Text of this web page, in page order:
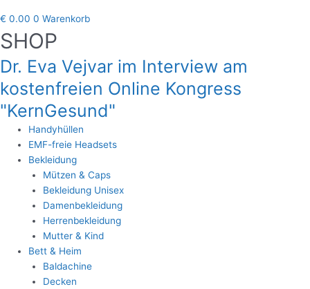
€ 0.00 0 Warenkorb
SHOP
Dr. Eva Vejvar im Interview am
kostenfreien Online Kongress
"KernGesund"
Handyhüllen
EMF-freie Headsets
Bekleidung
Mützen & Caps
Bekleidung Unisex
Damenbekleidung
Herrenbekleidung
Mutter & Kind
Bett & Heim
Baldachine
Decken